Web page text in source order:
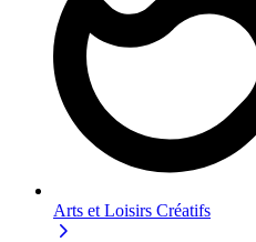
Arts et Loisirs Créatifs